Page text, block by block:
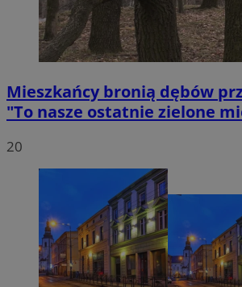
Mieszkańcy bronią dębów
"To nasze ostatnie zielone
20